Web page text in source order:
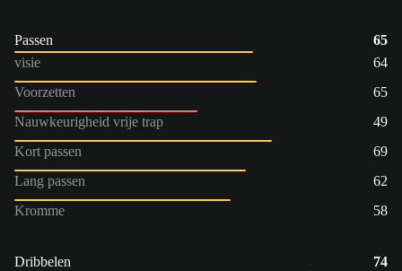
Passen
65
visie
64
Voorzetten
65
Nauwkeurigheid vrije trap
49
Kort passen
69
Lang passen
62
Kromme
58
Dribbelen
74